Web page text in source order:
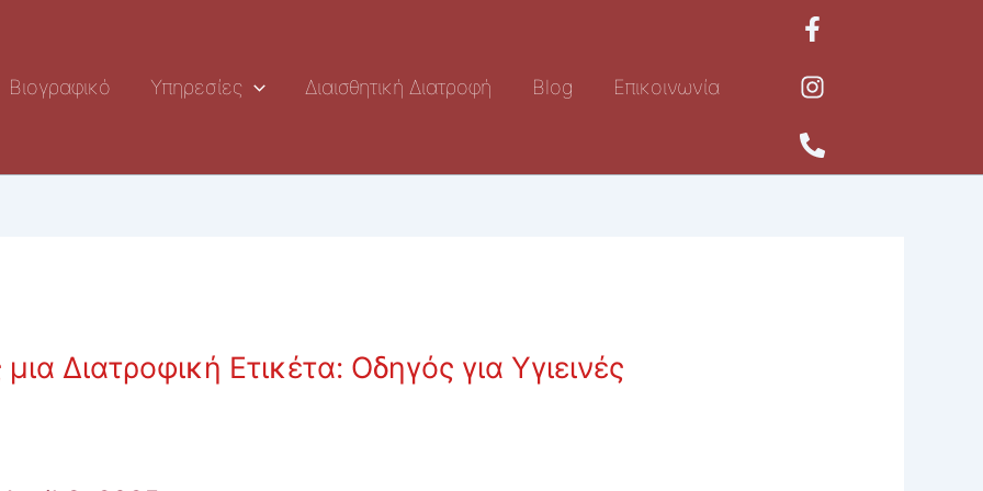
Βιογραφικό Υπηρεσίες Διαισθητική Διατροφή Blog Επικοινωνία
Διατροφική Ετικέτα: Οδηγός για Υγιεινές